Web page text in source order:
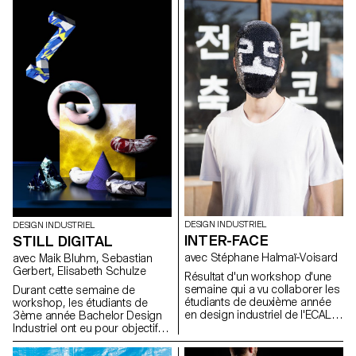
leurs ont permis de déposer
de la matière, fusionner,
découper, emboutir, laminer,
fraiser des matériaux souples
existants, afin de les former,
assembler, structurer ou
additionner. Photographies
de Marvin Leuvrey et Cécilia
Poupon (BA Photographie)
DESIGN INDUSTRIEL
STILL DIGITAL
avec Maik Bluhm, Sebastian
Gerbert, Elisabeth Schulze
Durant cette semaine de
workshop, les étudiants de
3ème année Bachelor Design
Industriel ont eu pour objectif
de créer des natures mortes
par le biais de logiciel de
DESIGN INDUSTRIEL
INTER-FACE
avec Stéphane Halmaï-Voisard
Résultat d'un workshop d'une
semaine qui a vu collaborer les
étudiants de deuxième année
en design industriel de l'ECAL et
d'espace et de produit de la
Hongik University qui, en